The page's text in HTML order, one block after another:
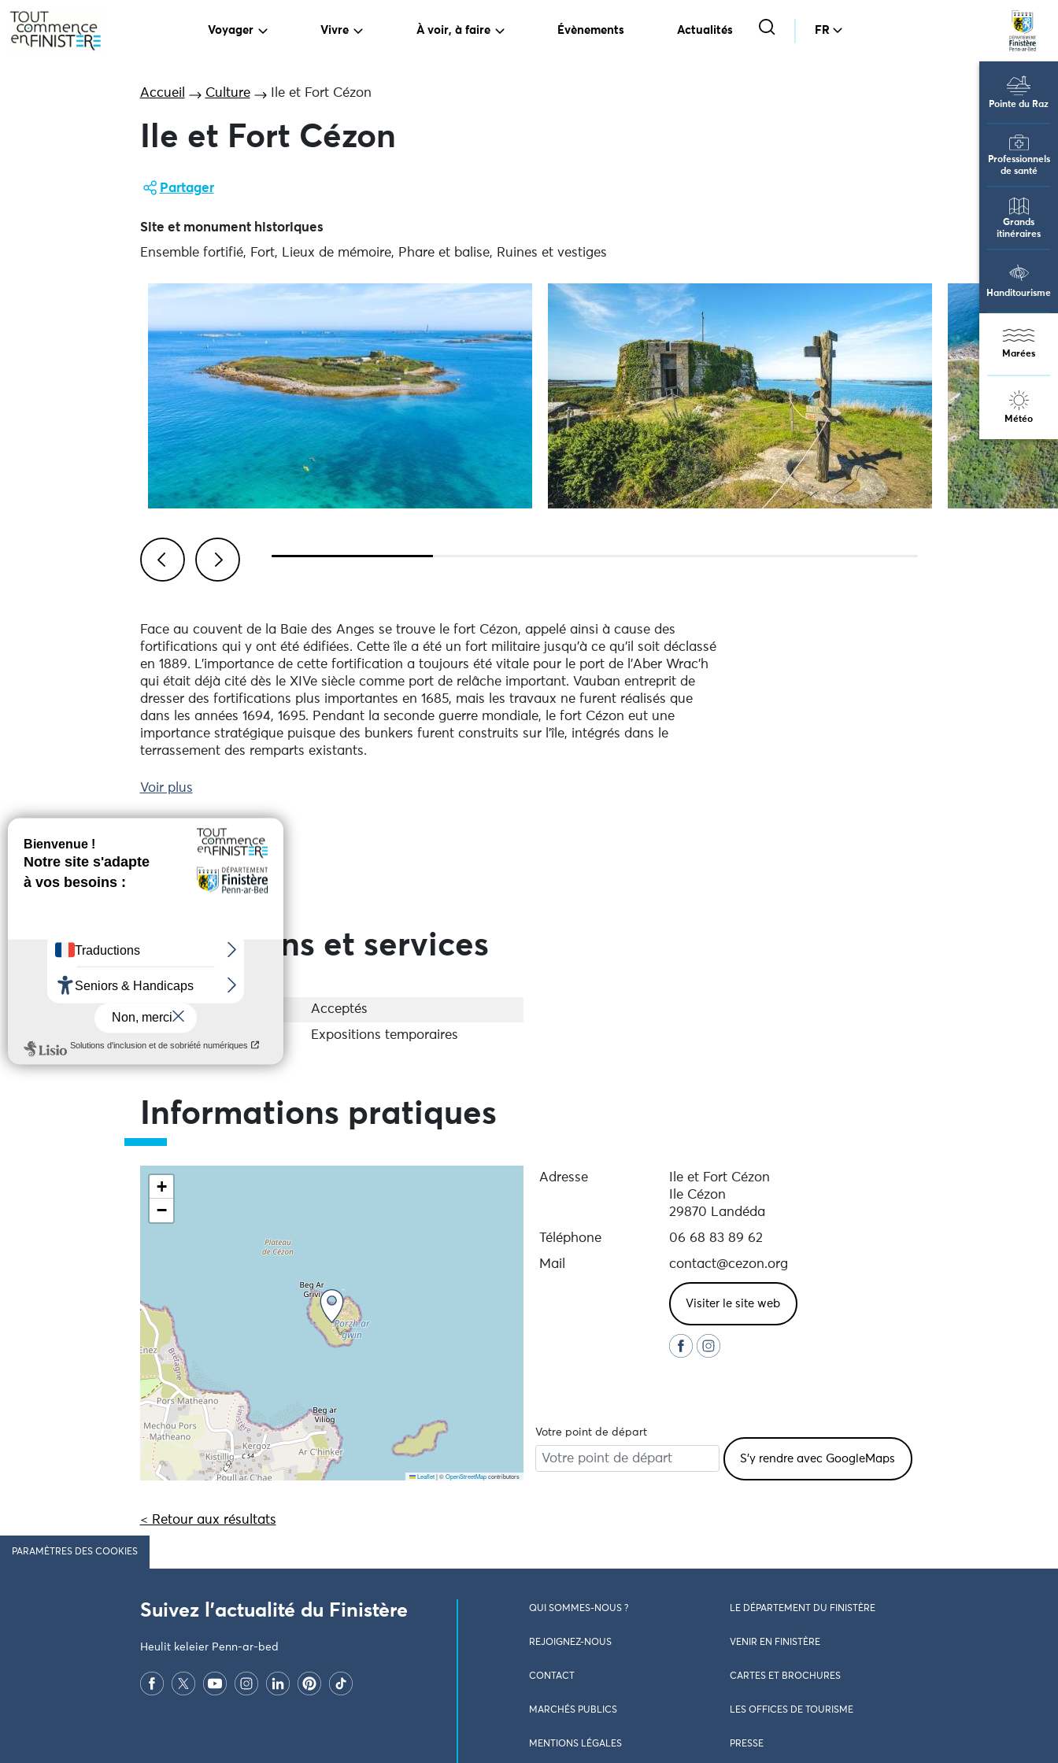
Voyager Vivre À voir, à faire Évènements Actualités FR
Pointe du Raz
Professionnels
de santé
Grands
itinéraires
Handitourisme
Marées
Météo
Accueil Culture Ile et Fort Cézon
Ile et Fort Cézon
Partager
Site et monument historiques
Ensemble fortifié, Fort, Lieux de mémoire, Phare et balise, Ruines et vestiges
Face au couvent de la Baie des Anges se trouve le fort Cézon, appelé ainsi à cause des
fortifications qui y ont été édifiées. Cette île a été un fort militaire jusqu’à ce qu’il soit déclassé
en 1889. L’importance de cette fortification a toujours été vitale pour le port de l’Aber Wrac’h
qui était déjà cité dès le XIVe siècle comme port de relâche important. Vauban entreprit de
dresser des fortifications plus importantes en 1685, mais les travaux ne furent réalisés que
dans les années 1694, 1695. Pendant la seconde guerre mondiale, le fort Cézon eut une
importance stratégique puisque des bunkers furent construits sur l’île, intégrés dans le
terrassement des remparts existants.
Accès à marée basse uniquement (compter environ 20 minutes de marche entre les parkings
Ouvert de mai à septembre. Le site se visite uniquement dans le cadre de visites guidées.
Voir plus
Réserver en ligne
Prestations et services
Groupes
Acceptés
Expositions temporaires
Informations pratiques
+
−
Leaflet |©OpenStreetMapcontributors
Adresse
Ile et Fort Cézon
Ile Cézon
29870 Landéda
Téléphone
06 68 83 89 62
Mail
contact@cezon.org
Visiter le site web
Votre point de départ
< Retour aux résultats
PARAMÈTRES DES COOKIES
Suivez l'actualité du Finistère
Heulit keleier Penn-ar-bed
QUI SOMMES-NOUS ? LE DÉPARTEMENT DU FINISTÈRE
REJOIGNEZ-NOUS VENIR EN FINISTÈRE
CONTACT CARTES ET BROCHURES
MARCHÉS PUBLICS LES OFFICES DE TOURISME
MENTIONS LÉGALES PRESSE